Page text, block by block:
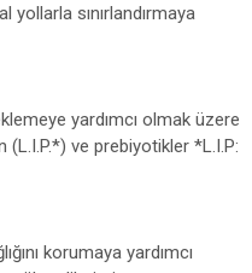
sınırlandırmaya
yardımcı olmak üzere
ve prebiyotikler *L.I.P:
korumaya yardımcı